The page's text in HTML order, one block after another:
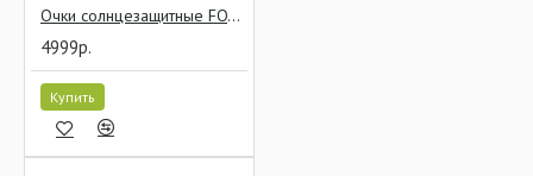
Очки солнцезащитные FOX Avius Wraps Black/Camo Brown Lens
4999р.
Купить